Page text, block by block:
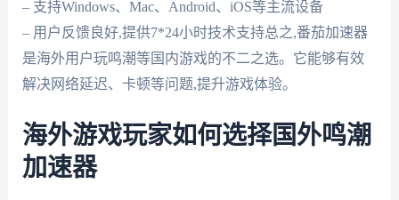
– 支持Windows、Mac、Android、iOS等主流设备
– 用户反馈良好,提供7*24小时技术支持总之,番茄加速器
是海外用户玩鸣潮等国内游戏的不二之选。它能够有效
解决网络延迟、卡顿等问题,提升游戏体验。
海外游戏玩家如何选择国外鸣潮
加速器